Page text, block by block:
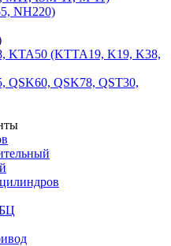
NH220)
KTA50 (KTTA19, K19, K38,
QSK60, QSK78, QST30,